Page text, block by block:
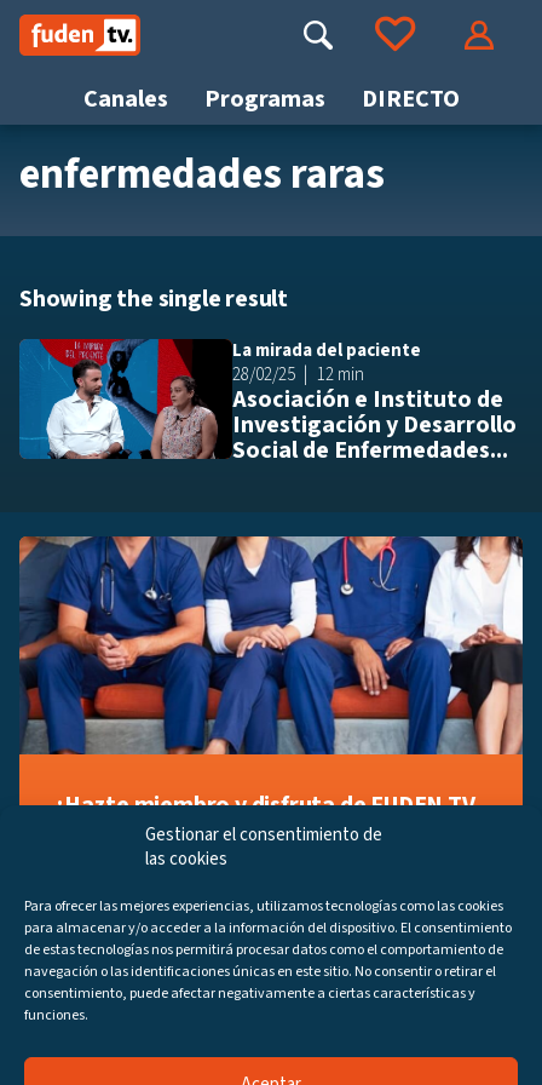
Gestionar el consentimiento de
las cookies
Para ofrecer las mejores experiencias, utilizamos tecnologías como las cookies
para almacenar y/o acceder a la información del dispositivo. El consentimiento
de estas tecnologías nos permitirá procesar datos como el comportamiento de
navegación o las identificaciones únicas en este sitio. No consentir o retirar el
consentimiento, puede afectar negativamente a ciertas características y
funciones.
Saltar
contenido
Canales Programas DIRECTO
Buscar Ir a tus favoritos
enfermedades raras
Showing the single result
La mirada del paciente
28/02/25
12 min
Asociación e Instituto de
Investigación y Desarrollo
Social de Enfermedades...
¡Hazte miembro y disfruta de FUDEN TV
a tu manera!
Regístrate ahora gratuitamente y marca tus videos
los últimos programas disponibles.
Regístrate ahora